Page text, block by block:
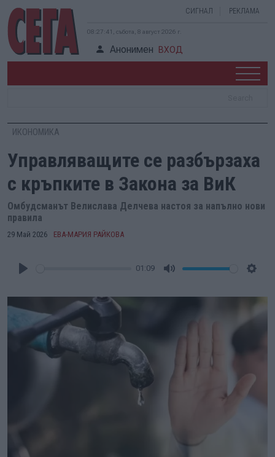
СИГНАЛ РЕКЛАМА
08:27:42, събота, 8 август 2026 г.
Анонимен ВХОД
ИКОНОМИКА
Управляващите се разбързаха
с кръпките в Закона за ВиК
Омбудсманът Велислава Делчева настоя за напълно нови
правила
29 Май 2026 ЕВА-МАРИЯ РАЙКОВА
01:09